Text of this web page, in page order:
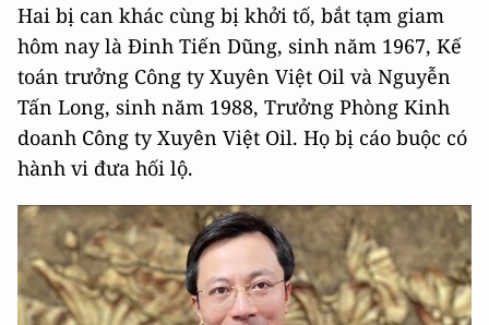
Hai bị can khác cùng bị khởi tố, bắt tạm giam
hôm nay là Đinh Tiến Dũng, sinh năm 1967, Kế
toán trưởng Công ty Xuyên Việt Oil và Nguyễn
Tấn Long, sinh năm 1988, Trưởng Phòng Kinh
doanh Công ty Xuyên Việt Oil. Họ bị cáo buộc có
hành vi đưa hối lộ.